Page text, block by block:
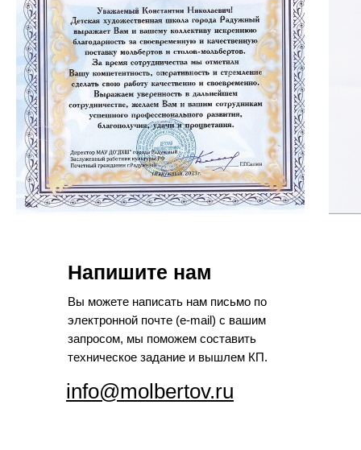
info@molbertov.ru
Напишите нам
Вы можете написать нам письмо по
электронной почте (e-mail) с вашим
запросом, мы поможем составить
техническое задание и вышлем КП.